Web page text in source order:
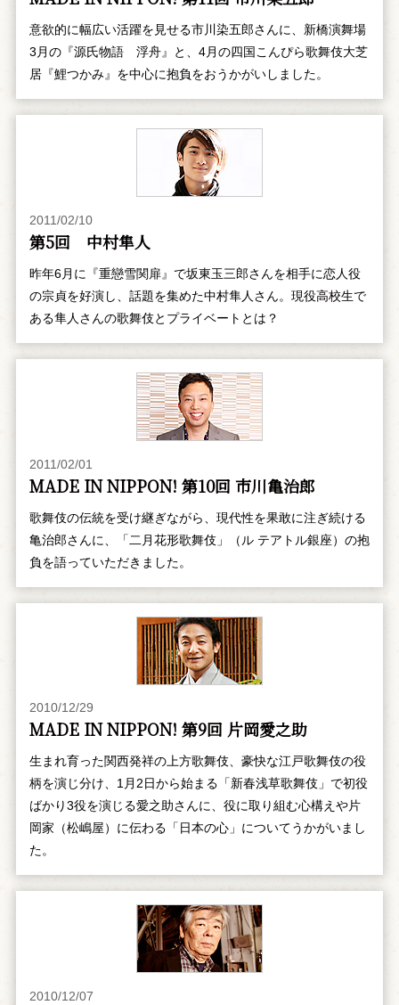
意欲的に幅広い活躍を見せる市川染五郎さんに、新橋演舞場
3月の『源氏物語 浮舟』と、4月の四国こんぴら歌舞伎大芝
居『鯉つかみ』を中心に抱負をおうかがいしました。
2011/02/10
第5回 中村隼人
昨年6月に『重戀雪関扉』で坂東玉三郎さんを相手に恋人役
の宗貞を好演し、話題を集めた中村隼人さん。現役高校生で
ある隼人さんの歌舞伎とプライベートとは？
2011/02/01
MADE IN NIPPON! 第10回 市川亀治郎
歌舞伎の伝統を受け継ぎながら、現代性を果敢に注ぎ続ける
亀治郎さんに、「二月花形歌舞伎」（ル テアトル銀座）の抱
負を語っていただきました。
2010/12/29
MADE IN NIPPON! 第9回 片岡愛之助
生まれ育った関西発祥の上方歌舞伎、豪快な江戸歌舞伎の役
柄を演じ分け、1月2日から始まる「新春浅草歌舞伎」で初役
ばかり3役を演じる愛之助さんに、役に取り組む心構えや片
岡家（松嶋屋）に伝わる「日本の心」についてうかがいまし
た。
2010/12/07